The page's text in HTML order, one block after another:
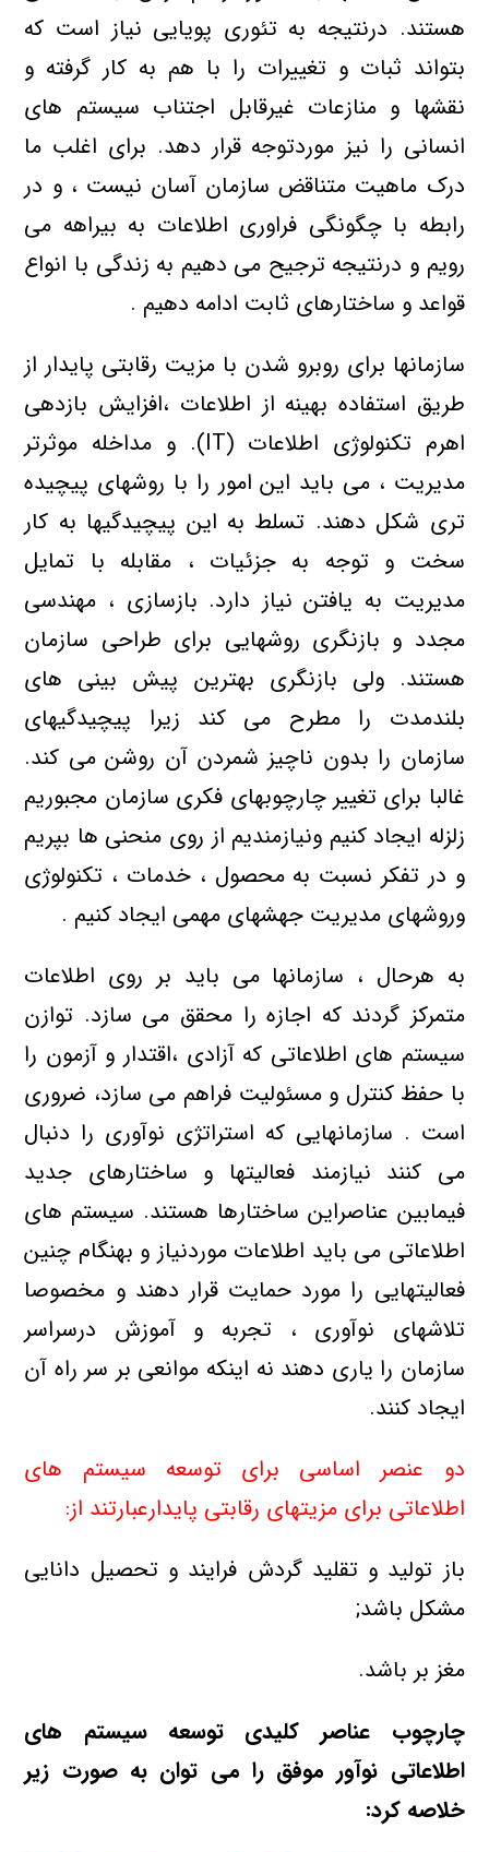
هستند. درنتیجه به تئوری پویایی نیاز است که
بتواند ثبات و تغییرات را با هم به کار گرفته و
نقشها و منازعات غیرقابل اجتناب سیستم های
انسانی را نیز موردتوجه قرار دهد. برای اغلب ما
درک ماهیت متناقض سازمان آسان نیست ، و در
رابطه با چگونگی فراوری اطلاعات به بیراهه می
رویم و درنتیجه ترجیح می دهیم به زندگی با انواع
قواعد و ساختارهای ثابت ادامه دهیم .
سازمانها برای روبرو شدن با مزیت رقابتی پایدار از
طریق استفاده بهینه از اطلاعات ،افزایش بازدهی
اهرم تکنولوژی اطلاعات (IT). و مداخله موثرتر
مدیریت ، می باید این امور را با روشهای پیچیده
تری شکل دهند. تسلط به این پیچیدگیها به کار
سخت و توجه به جزئیات ، مقابله با تمایل
مدیریت به یافتن نیاز دارد. بازسازی ، مهندسی
مجدد و بازنگری روشهایی برای طراحی سازمان
هستند. ولی بازنگری بهترین پیش بینی های
بلندمدت را مطرح می کند زیرا پیچیدگیهای
سازمان را بدون ناچیز شمردن آن روشن می کند.
غالبا برای تغییر چارچوبهای فکری سازمان مجبوریم
زلزله ایجاد کنیم ونیازمندیم از روی منحنی ها بپریم
و در تفکر نسبت به محصول ، خدمات ، تکنولوژی
وروشهای مدیریت جهشهای مهمی ایجاد کنیم .
به هرحال ، سازمانها می باید بر روی اطلاعات
متمرکز گردند که اجازه را محقق می سازد. توازن
سیستم های اطلاعاتی که آزادی ،اقتدار و آزمون را
با حفظ کنترل و مسئولیت فراهم می سازد، ضروری
است . سازمانهایی که استراتژی نوآوری را دنبال
می کنند نیازمند فعالیتها و ساختارهای جدید
فیمابین عناصراین ساختارها هستند. سیستم های
اطلاعاتی می باید اطلاعات موردنیاز و بهنگام چنین
فعالیتهایی را مورد حمایت قرار دهند و مخصوصا
تلاشهای نوآوری ، تجربه و آموزش درسراسر
سازمان را یاری دهند نه اینکه موانعی بر سر راه آن
ایجاد کنند.
دو عنصر اساسی برای توسعه سیستم های
اطلاعاتی برای مزیتهای رقابتی پایدارعبارتند از:
باز تولید و تقلید گردش فرایند و تحصیل دانایی
مشکل باشد;
مغز بر باشد.
چارچوب عناصر کلیدی توسعه سیستم های
اطلاعاتی نوآور موفق را می توان به صورت زیر
خلاصه کرد: